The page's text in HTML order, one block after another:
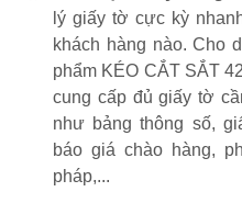
lý giấy tờ cực kỳ
khách hàng nào. Cho
phẩm KÉO CẮT SẮT
cung cấp đủ giấy tờ
như bảng thông số,
báo giá chào hàng,
pháp,...